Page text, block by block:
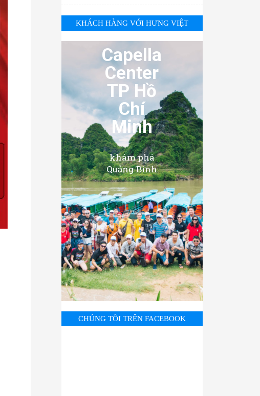
KHÁCH HÀNG VỚI HƯNG VIỆT
Capella
Center
TP Hồ
Chí
Minh
khám phá
Quảng Bình
CHÚNG TÔI TRÊN FACEBOOK